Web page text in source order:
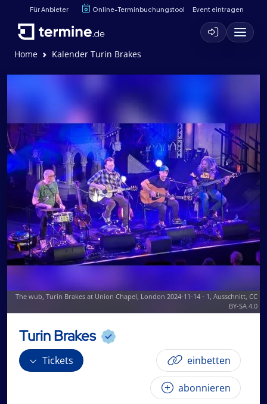
Für Anbieter Online-Terminbuchungstool Event eintragen
Home Kalender Turin Brakes
The wub, Turin Brakes at Union Chapel, London 2024-11-14 - 1 , Ausschnitt, CC
BY-SA 4.0
Turin Brakes
Tickets einbetten
abonnieren